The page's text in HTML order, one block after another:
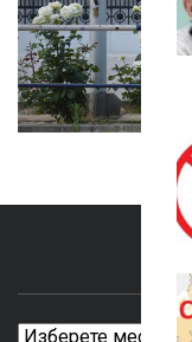
Archives